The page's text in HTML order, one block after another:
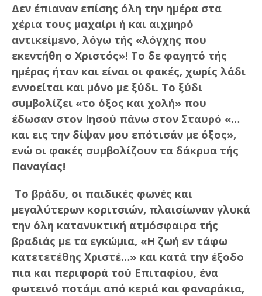
Δεν έπιαναν επίσης όλη την ημέρα στα
χέρια τους μαχαίρι ή και αιχμηρό
αντικείμενο, λόγω τής «λόγχης που
εκεντήθη ο Χριστός»! Το δε φαγητό τής
ημέρας ήταν και είναι οι φακές, χωρίς λάδι
εννοείται και μόνο με ξύδι. Το ξύδι
συμβολίζει «το όξος και χολή» που
έδωσαν στον Ιησού πάνω στον Σταυρό «…
και εις την δίψαν μου επότισάν με όξος»,
ενώ οι φακές συμβολίζουν τα δάκρυα τής
Παναγίας!
Το βράδυ, οι παιδικές φωνές και
μεγαλύτερων κοριτσιών, πλαισίωναν γλυκά
την όλη κατανυκτική ατμόσφαιρα τής
βραδιάς με τα εγκώμια, «Η ζωή εν τάφω
κατετετέθης Χριστέ…» και κατά την έξοδο
πια και περιφορά τού Επιταφίου, ένα
φωτεινό ποτάμι από κεριά και φαναράκια,